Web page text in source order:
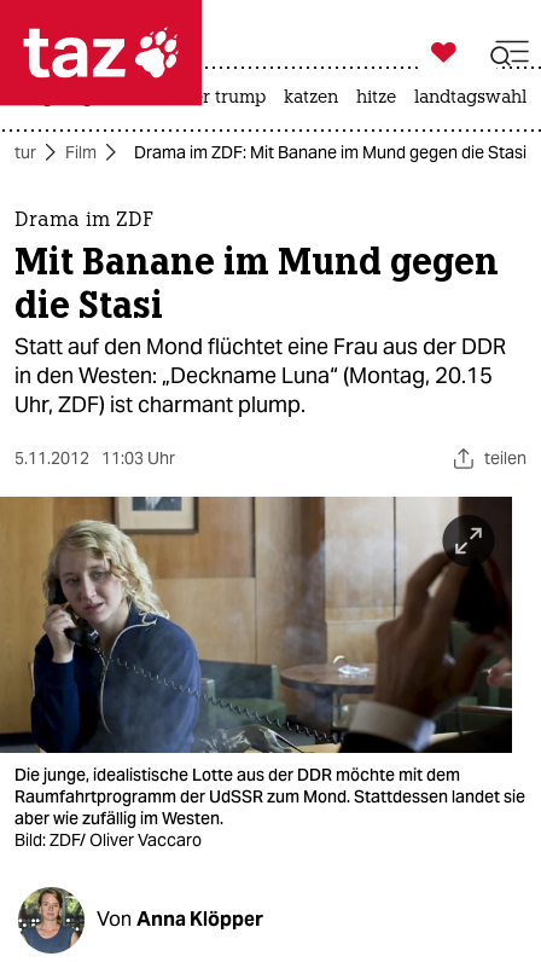
 taz zahl ich
taz zahl ich
themen
politik
öko
gesellschaft
sport
berlin
nord
wahrheit
verlag
verlag
veranstaltungen
shop
fragen & hilfe
unterstützen

taz zahl ich
usa unter trump katzen hitze landtagswahl
Film Drama im ZDF: Mit Banane im Mund gegen die Stasi
Drama im ZDF
Mit Banane im Mund gegen
die Stasi
Statt auf den Mond flüchtet eine Frau aus der DDR
in den Westen: „Deckname Luna“ (Montag, 20.15
Uhr, ZDF) ist charmant plump.
5.11.2012 11:03 Uhr teilen
Die junge, idealistische Lotte aus der DDR möchte mit dem
Raumfahrtprogramm der UdSSR zum Mond. Stattdessen landet sie
aber wie zufällig im Westen.
Bild: ZDF/ Oliver Vaccaro
Von Anna Klöpper